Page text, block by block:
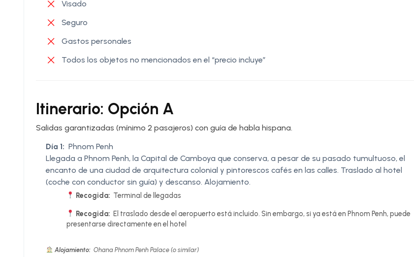
Visado
Seguro
Gastos personales
Todos los objetos no mencionados en el “precio incluye”
Itinerario: Opción A
Salidas garantizadas (mínimo 2 pasajeros) con guía de habla hispana.
Día 1: Phnom Penh
Llegada a Phnom Penh, la Capital de Camboya que conserva, a pesar de su pasado tumultuoso, el
encanto de una ciudad de arquitectura colonial y pintorescos cafés en las calles. Traslado al hotel
(coche con conductor sin guía) y descanso. Alojamiento.
Recogida: Terminal de llegadas
Recogida: El traslado desde el aeropuerto está incluido. Sin embargo, si ya está en Phnom Penh, puede
presentarse directamente en el hotel
Alojamiento: Ohana Phnom Penh Palace (o similar)